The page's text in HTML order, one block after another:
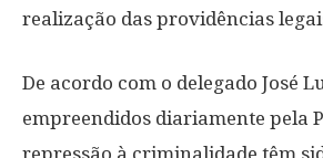
realização das providências
De acordo com o delegado José
empreendidos diariamente pela
repressão à criminalidade têm